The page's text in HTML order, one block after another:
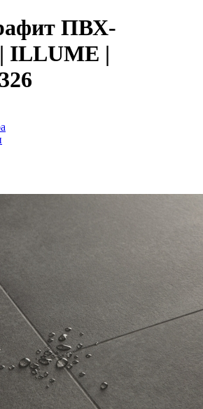
ПВХ-
|